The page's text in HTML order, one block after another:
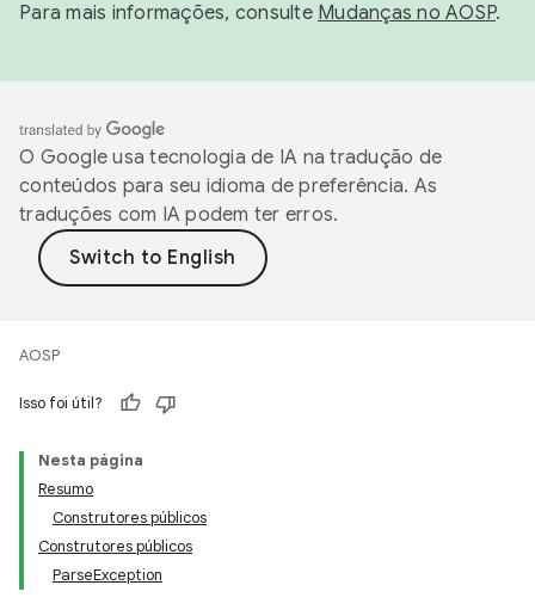
Para mais informações, consulte Mudanças no AOSP.
O Google usa tecnologia de IA na tradução de
conteúdos para seu idioma de preferência. As
traduções com IA podem ter erros.
AOSP
Isso foi útil?
Nesta página
Resumo
Construtores públicos
Construtores públicos
ParseException